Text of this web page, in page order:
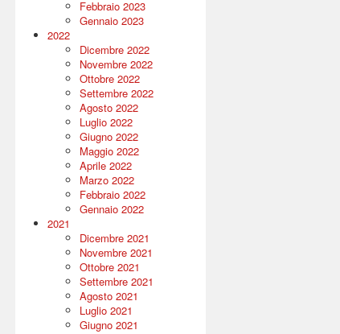
Febbraio 2023
Gennaio 2023
2022
Dicembre 2022
Novembre 2022
Ottobre 2022
Settembre 2022
Agosto 2022
Luglio 2022
Giugno 2022
Maggio 2022
Aprile 2022
Marzo 2022
Febbraio 2022
Gennaio 2022
2021
Dicembre 2021
Novembre 2021
Ottobre 2021
Settembre 2021
Agosto 2021
Luglio 2021
Giugno 2021